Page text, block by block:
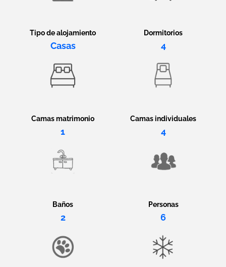
Tipo de alojamiento
Casas
Dormitorios
4
Camas matrimonio
1
Camas individuales
4
Baños
2
Personas
6